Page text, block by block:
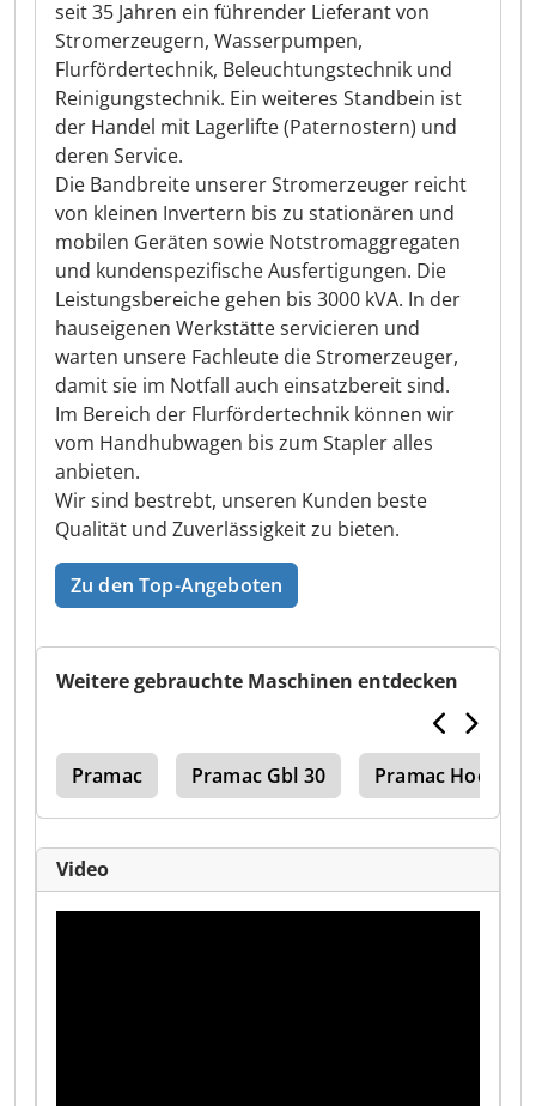
seit 35 Jahren ein führender Lieferant von
Stromerzeugern, Wasserpumpen,
Flurfördertechnik, Beleuchtungstechnik und
Reinigungstechnik. Ein weiteres Standbein ist
der Handel mit Lagerlifte (Paternostern) und
deren Service.
Die Bandbreite unserer Stromerzeuger reicht
von kleinen Invertern bis zu stationären und
mobilen Geräten sowie Notstromaggregaten
und kundenspezifische Ausfertigungen. Die
Leistungsbereiche gehen bis 3000 kVA. In der
hauseigenen Werkstätte servicieren und
warten unsere Fachleute die Stromerzeuger,
damit sie im Notfall auch einsatzbereit sind.
Im Bereich der Flurfördertechnik können wir
vom Handhubwagen bis zum Stapler alles
anbieten.
Wir sind bestrebt, unseren Kunden beste
Qualität und Zuverlässigkeit zu bieten.
Zu den Top-Angeboten
Weitere gebrauchte Maschinen entdecken
Pramac Pramac Gbl 30 Pramac
Video